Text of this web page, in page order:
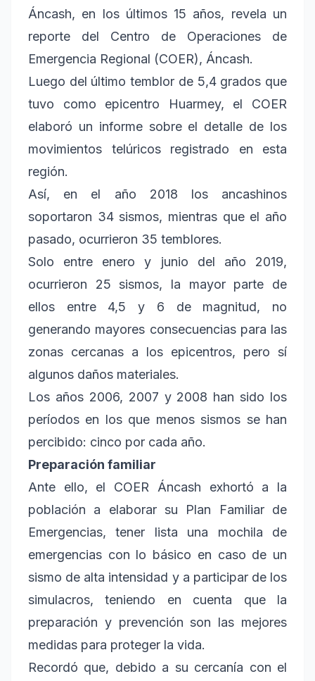
Áncash, en los últimos 15 años, revela un
reporte del Centro de Operaciones de
Emergencia Regional (COER), Áncash.
Luego del último temblor de 5,4 grados que
tuvo como epicentro Huarmey, el COER
elaboró un informe sobre el detalle de los
movimientos telúricos registrado en esta
región.
Así, en el año 2018 los ancashinos
soportaron 34 sismos, mientras que el año
pasado, ocurrieron 35 temblores.
Solo entre enero y junio del año 2019,
ocurrieron 25 sismos, la mayor parte de
ellos entre 4,5 y 6 de magnitud, no
generando mayores consecuencias para las
zonas cercanas a los epicentros, pero sí
algunos daños materiales.
Los años 2006, 2007 y 2008 han sido los
períodos en los que menos sismos se han
percibido: cinco por cada año.
Preparación familiar
Ante ello, el COER Áncash exhortó a la
población a elaborar su Plan Familiar de
Emergencias, tener lista una mochila de
emergencias con lo básico en caso de un
sismo de alta intensidad y a participar de los
simulacros, teniendo en cuenta que la
preparación y prevención son las mejores
medidas para proteger la vida.
Recordó que, debido a su cercanía con el